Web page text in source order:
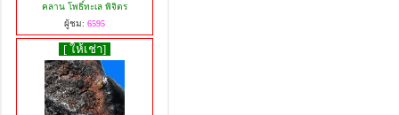
คลาน โพธิ์ทะเล พิจิตร
ผู้ชม: 6595
[ ให้เช่า]